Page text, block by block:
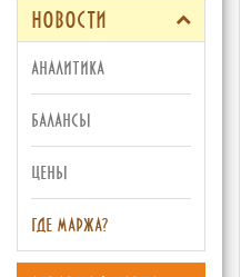
новости
аналитика
балансы
цены
где маржа?